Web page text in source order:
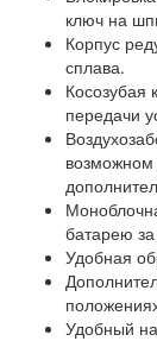
ключ на
Корпус
сплава.
Косозубая
передачи
возможном
батарею
Удобная
Удобный